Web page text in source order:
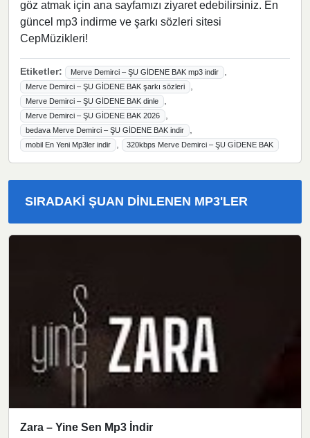
göz atmak için ana sayfamızı ziyaret edebilirsiniz. En
güncel mp3 indirme ve şarkı sözleri sitesi
CepMüzikleri!
Etiketler: Merve Demirci – ŞU GİDENE BAK mp3 indir ,
Merve Demirci – ŞU GİDENE BAK şarkı sözleri ,
Merve Demirci – ŞU GİDENE BAK dinle ,
Merve Demirci – ŞU GİDENE BAK 2026 ,
bedava Merve Demirci – ŞU GİDENE BAK indir ,
mobil En Yeni Mp3ler indir , 320kbps Merve Demirci – ŞU GİDENE BAK
SIRADAKI ŞUAN DINLENEN MP3'LER
Zara – Yine Sen Mp3 İndir